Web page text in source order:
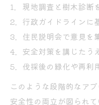
現地調査と樹木診断
行政ガイドラインに
住民説明会で意見を
安全対策を講じたう
伐採後の緑化や再利
このような段階的なア
安全性の両立が図られ